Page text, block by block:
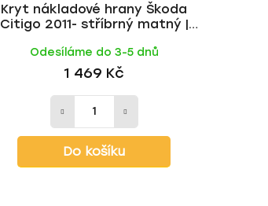
Kryt nákladové hrany Škoda
Citigo 2011- stříbrný matný |
Odesíláme do 3-5 dnů
1 469 Kč
Do košíku